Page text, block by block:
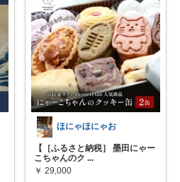
ほにゃほにゃお
【［ふるさと納税］ 墨田にゃー
こちゃんのク ...
￥ 29,000